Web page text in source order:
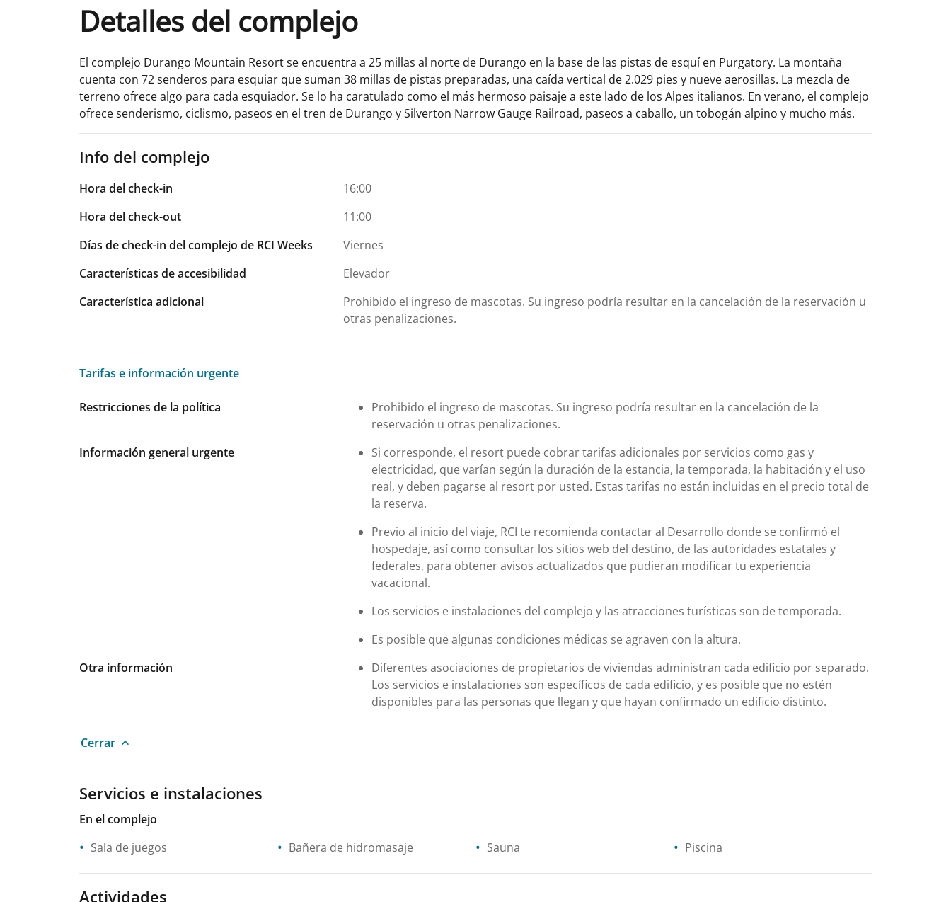
Detalles del complejo
El complejo Durango Mountain Resort se encuentra a 25 millas al norte de Durango en la base de las pistas de esquí en Purgatory. La montaña
cuenta con 72 senderos para esquiar que suman 38 millas de pistas preparadas, una caída vertical de 2.029 pies y nueve aerosillas. La mezcla de
terreno ofrece algo para cada esquiador. Se lo ha caratulado como el más hermoso paisaje a este lado de los Alpes italianos. En verano, el complejo
ofrece senderismo, ciclismo, paseos en el tren de Durango y Silverton Narrow Gauge Railroad, paseos a caballo, un tobogán alpino y mucho más.
Info del complejo
Hora del check-in
16:00
Hora del check-out
11:00
Días de check-in del complejo de RCI Weeks
Viernes
Características de accesibilidad
Elevador
Característica adicional
Prohibido el ingreso de mascotas. Su ingreso podría resultar en la cancelación de la reservación u
otras penalizaciones.
Tarifas e información urgente
Tarifas e información urgente
Restricciones de la política
Prohibido el ingreso de mascotas. Su ingreso podría resultar en la cancelación de la
reservación u otras penalizaciones.
Información general urgente
Si corresponde, el resort puede cobrar tarifas adicionales por servicios como gas y
electricidad, que varían según la duración de la estancia, la temporada, la habitación y el uso
real, y deben pagarse al resort por usted. Estas tarifas no están incluidas en el precio total de
la reserva.
Previo al inicio del viaje, RCI te recomienda contactar al Desarrollo donde se confirmó el
hospedaje, así como consultar los sitios web del destino, de las autoridades estatales y
federales, para obtener avisos actualizados que pudieran modificar tu experiencia
vacacional.
Los servicios e instalaciones del complejo y las atracciones turísticas son de temporada.
Es posible que algunas condiciones médicas se agraven con la altura.
Otra información
Diferentes asociaciones de propietarios de viviendas administran cada edificio por separado.
Los servicios e instalaciones son específicos de cada edificio, y es posible que no estén
disponibles para las personas que llegan y que hayan confirmado un edificio distinto.
Cerrar
Servicios e instalaciones
En el complejo
Sala de juegos
Bañera de hidromasaje Sauna Piscina
Actividades